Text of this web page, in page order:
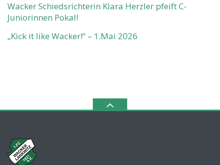
Wacker Schiedsrichterin Klara Herzler pfeift C-
Juniorinnen Pokal!
„Kick it like Wacker!“ – 1.Mai 2026